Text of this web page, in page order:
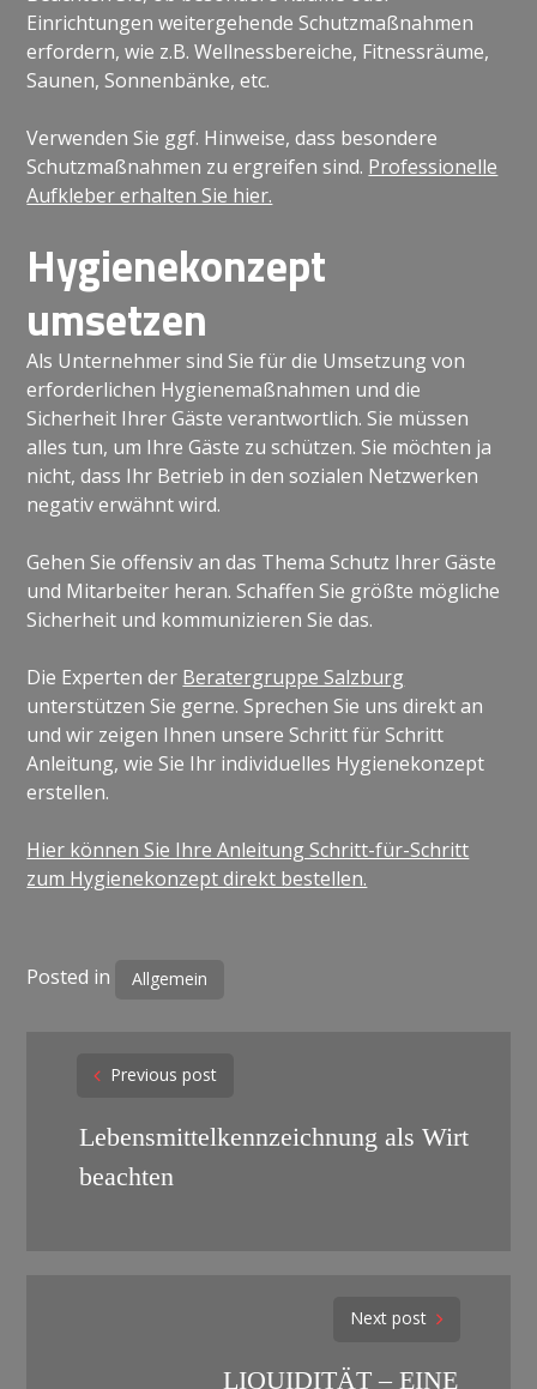
Einrichtungen weitergehende Schutzmaßnahmen
erfordern, wie z.B. Wellnessbereiche, Fitnessräume,
Saunen, Sonnenbänke, etc.
Verwenden Sie ggf. Hinweise, dass besondere
Schutzmaßnahmen zu ergreifen sind. Professionelle
Aufkleber erhalten Sie hier.
Hygienekonzept
umsetzen
Als Unternehmer sind Sie für die Umsetzung von
erforderlichen Hygienemaßnahmen und die
Sicherheit Ihrer Gäste verantwortlich. Sie müssen
alles tun, um Ihre Gäste zu schützen. Sie möchten ja
nicht, dass Ihr Betrieb in den sozialen Netzwerken
negativ erwähnt wird.
Gehen Sie offensiv an das Thema Schutz Ihrer Gäste
und Mitarbeiter heran. Schaffen Sie größte mögliche
Sicherheit und kommunizieren Sie das.
Die Experten der Beratergruppe Salzburg
unterstützen Sie gerne. Sprechen Sie uns direkt an
und wir zeigen Ihnen unsere Schritt für Schritt
Anleitung, wie Sie Ihr individuelles Hygienekonzept
erstellen.
Hier können Sie Ihre Anleitung Schritt-für-Schritt
zum Hygienekonzept direkt bestellen.
Posted in Allgemein
Post
navigation
Previous post
Lebensmittelkennzeichnung als Wirt
beachten
Next post
LIQUIDITÄT – EINE